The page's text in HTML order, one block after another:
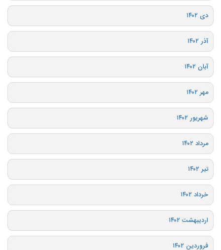
دی ۱۴۰۲
آذر ۱۴۰۲
آبان ۱۴۰۲
مهر ۱۴۰۲
شهریور ۱۴۰۲
مرداد ۱۴۰۲
تیر ۱۴۰۲
خرداد ۱۴۰۲
اردیبهشت ۱۴۰۲
فروردین ۱۴۰۲